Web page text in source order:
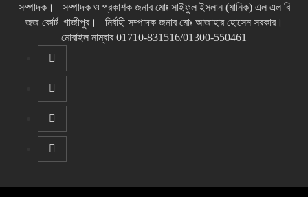
সম্পাদক। সম্পাদক ও প্রকাশক জনাব মোঃ সাইফুল ইসলান (মানিক) এল এল বি
জজ কোর্ট গাজীপুর। নির্বাহী সম্পাদক জনাব মোঃ আজাহার হোসেন সরকার।
মোবাইল নাম্বার 01710-831516/01300-550461